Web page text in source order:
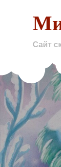
Сайт